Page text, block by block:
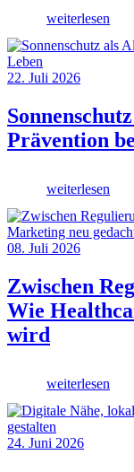
weiterlesen
22. Juli 2026
Prävention
weiterlesen
08. Juli 2026
Zwischen
Wie
wird
weiterlesen
24. Juni 2026